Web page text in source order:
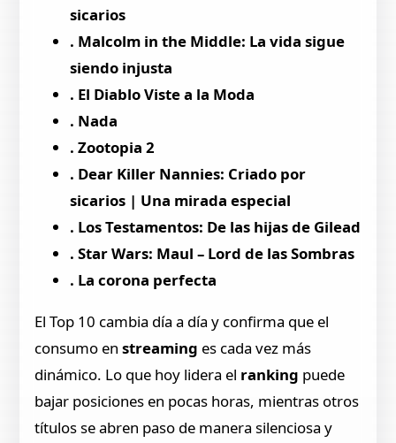
sicarios
. Malcolm in the Middle: La vida sigue
siendo injusta
. El Diablo Viste a la Moda
. Nada
. Zootopia 2
. Dear Killer Nannies: Criado por
sicarios | Una mirada especial
. Los Testamentos: De las hijas de Gilead
. Star Wars: Maul – Lord de las Sombras
. La corona perfecta
El Top 10 cambia día a día y confirma que el
consumo enstreaming es cada vez más
dinámico. Lo que hoy lidera el ranking puede
bajar posiciones en pocas horas, mientras otros
títulos se abren paso de manera silenciosa y